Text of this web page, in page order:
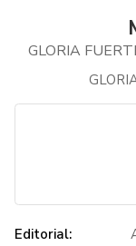
GLORIA
Editorial: